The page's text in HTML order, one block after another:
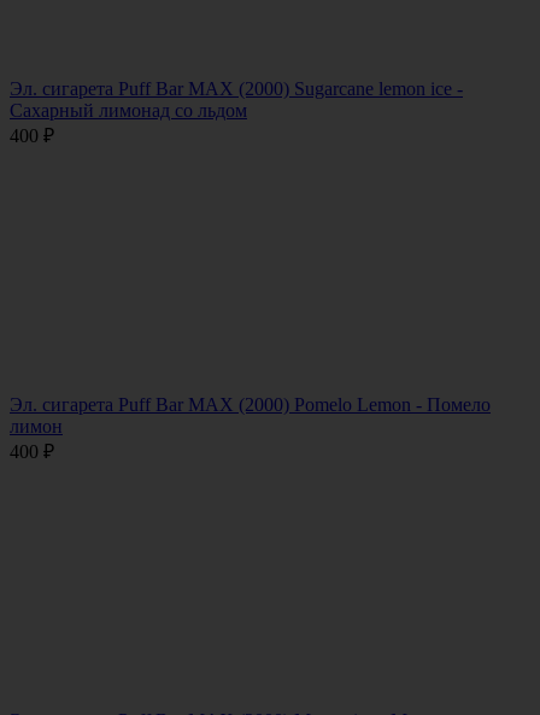
Эл. сигарета Puff Bar MAX (2000) Sugarcane lemon ice -
Сахарный лимонад со льдом
400 ₽
Эл. сигарета Puff Bar MAX (2000) Pomelo Lemon - Помело
лимон
400 ₽